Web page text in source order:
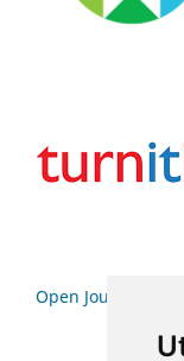
Open Journal